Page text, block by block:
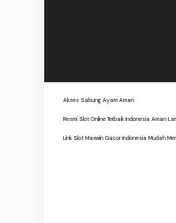
Akses Sabung Ayam Aman
Resmi Slot Online Terbaik Indonesia Aman
Link Slot Maxwin Gacor Indonesia Mudah